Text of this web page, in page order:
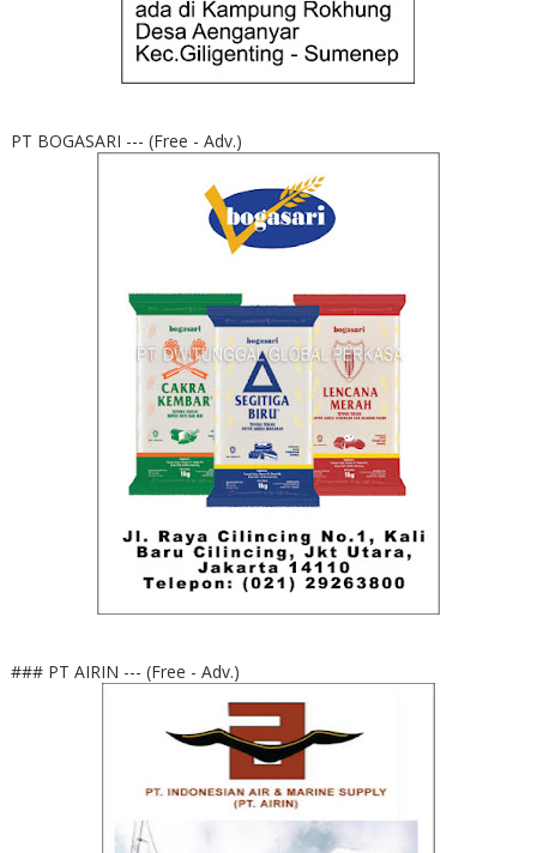
PT BOGASARI --- (Free - Adv.)
### PT AIRIN --- (Free - Adv.)